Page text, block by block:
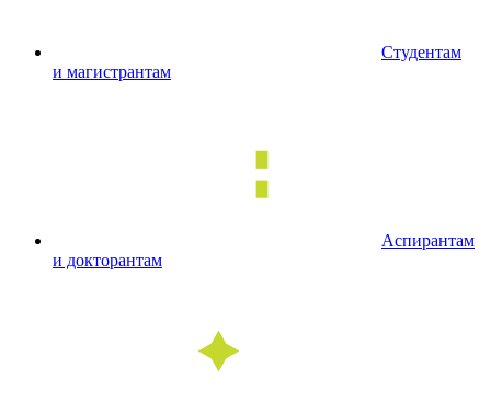
Студентам
и магистрантам
Аспирантам
и докторантам